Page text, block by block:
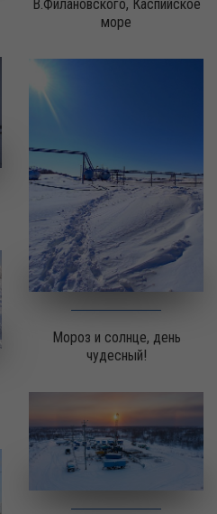
В.Филановского, Каспийское
море
Мороз и солнце, день
чудесный!